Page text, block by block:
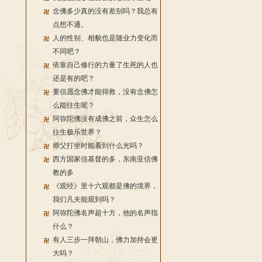
念佛多少真的没有差别吗？我总有
点想不通。
人的性别、相貌也是随业力变化而
不同吧？
依靠自己修行的力量了生死的人也
还是有的吧？
要信愿念佛才能得救，没有念佛怎
么能往生呢？
阿弥陀佛没有成佛之前，众生怎么
往生极乐世界？
师父打坐时能看到什么光吗？
西方国家信基督的多，东南亚信佛
教的多
《观经》里十六观都是佛的境界，
我们凡夫能观到吗？
阿弥陀佛名声超十方，他的名声指
什么？
有人三步一拜朝山，佛力加持会更
大吗？